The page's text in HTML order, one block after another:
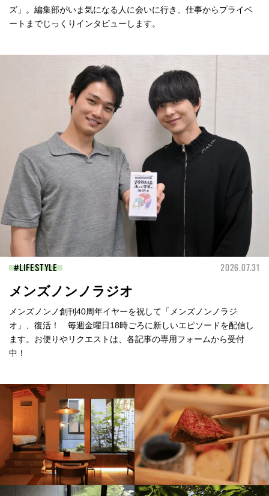
ズ」。編集部がいま気になる人に会いに行き、仕事からプライベ
ートまでじっくりインタビューします。
LIFESTYLE 2026.07.31
メンズノンノラジオ
メンズノンノ創刊40周年イヤーを祝して「メンズノンノラジ
オ」、復活！ 毎週金曜日18時ごろに新しいエピソードを配信し
ます。お便りやリクエストは、各記事の専用フォームから受付
中！